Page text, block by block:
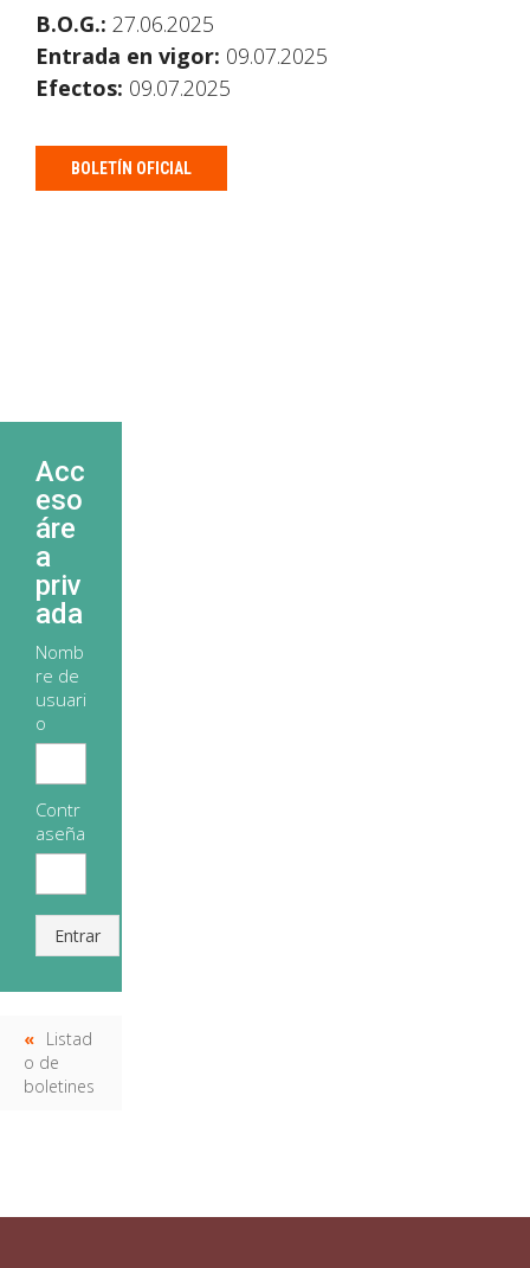
B.O.G.: 27.06.2025
Entrada en vigor: 09.07.2025
Efectos: 09.07.2025
BOLETÍN OFICIAL
Acc
eso
áre
a
priv
ada
Nomb
re de
usuari
o
Contr
aseña
Entrar
Listad
o de
boletines